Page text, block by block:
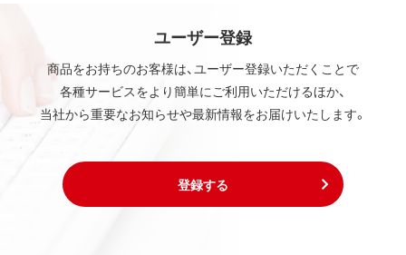
ユーザー登録
商品をお持ちのお客様は、ユーザー登録いただくことで
各種サービスをより簡単にご利用いただけるほか、
当社から重要なお知らせや最新情報をお届けいたします。
登録する